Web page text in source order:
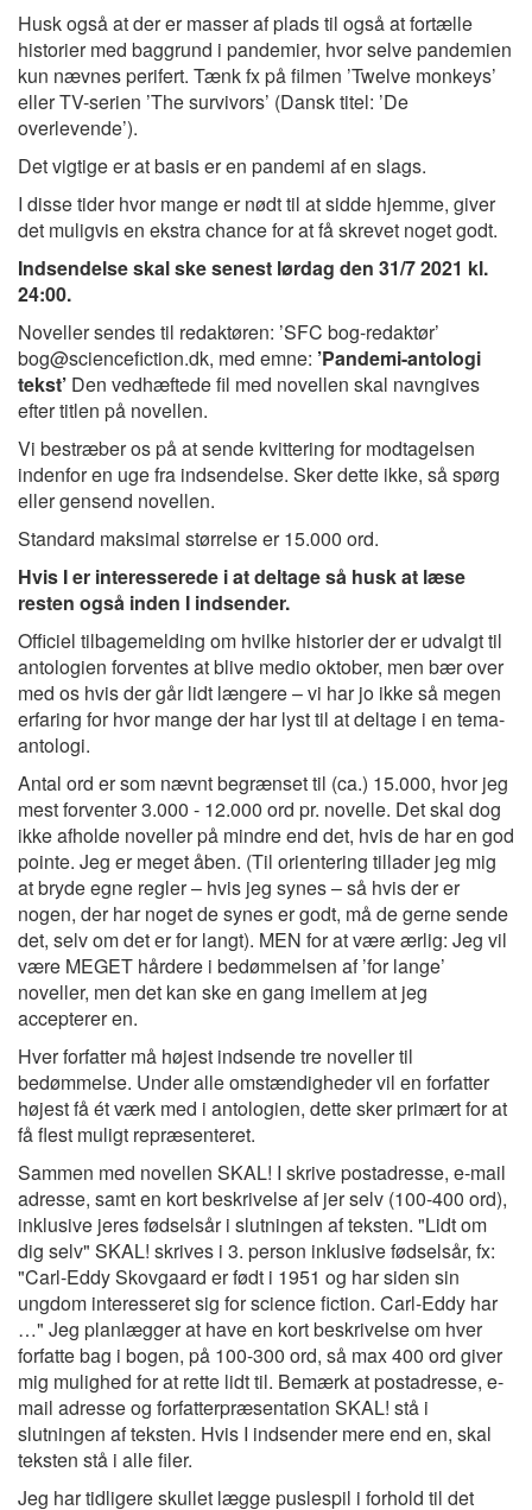
Husk også at der er masser af plads til også at fortælle
historier med baggrund i pandemier, hvor selve pandemien
kun nævnes perifert. Tænk fx på filmen ’Twelve monkeys’
eller TV-serien ’The survivors’ (Dansk titel: ’De
overlevende’).
Det vigtige er at basis er en pandemi af en slags.
I disse tider hvor mange er nødt til at sidde hjemme, giver
det muligvis en ekstra chance for at få skrevet noget godt.
Indsendelse skal ske senest lørdag den 31/7 2021 kl.
24:00.
Noveller sendes til redaktøren: ’SFC bog-redaktør’
bog@sciencefiction.dk, med emne: ’Pandemi-antologi
tekst’ Den vedhæftede fil med novellen skal navngives
efter titlen på novellen.
Vi bestræber os på at sende kvittering for modtagelsen
indenfor en uge fra indsendelse. Sker dette ikke, så spørg
eller gensend novellen.
Standard maksimal størrelse er 15.000 ord.
Hvis I er interesserede i at deltage så husk at læse
resten også inden I indsender.
Officiel tilbagemelding om hvilke historier der er udvalgt til
antologien forventes at blive medio oktober, men bær over
med os hvis der går lidt længere – vi har jo ikke så megen
erfaring for hvor mange der har lyst til at deltage i en tema-
antologi.
Antal ord er som nævnt begrænset til (ca.) 15.000, hvor jeg
mest forventer 3.000 - 12.000 ord pr. novelle. Det skal dog
ikke afholde noveller på mindre end det, hvis de har en god
pointe. Jeg er meget åben. (Til orientering tillader jeg mig
at bryde egne regler – hvis jeg synes – så hvis der er
nogen, der har noget de synes er godt, må de gerne sende
det, selv om det er for langt). MEN for at være ærlig: Jeg vil
være MEGET hårdere i bedømmelsen af ’for lange’
noveller, men det kan ske en gang imellem at jeg
accepterer en.
Hver forfatter må højest indsende tre noveller til
bedømmelse. Under alle omstændigheder vil en forfatter
højest få ét værk med i antologien, dette sker primært for at
få flest muligt repræsenteret.
Sammen med novellen SKAL! I skrive postadresse, e-mail
adresse, samt en kort beskrivelse af jer selv (100-400 ord),
inklusive jeres fødselsår i slutningen af teksten. "Lidt om
dig selv" SKAL! skrives i 3. person inklusive fødselsår, fx:
"Carl-Eddy Skovgaard er født i 1951 og har siden sin
ungdom interesseret sig for science fiction. Carl-Eddy har
…" Jeg planlægger at have en kort beskrivelse om hver
forfatte bag i bogen, på 100-300 ord, så max 400 ord giver
mig mulighed for at rette lidt til. Bemærk at postadresse, e-
mail adresse og forfatterpræsentation SKAL! stå i
slutningen af teksten. Hvis I indsender mere end en, skal
teksten stå i alle filer.
Jeg har tidligere skullet lægge puslespil i forhold til det